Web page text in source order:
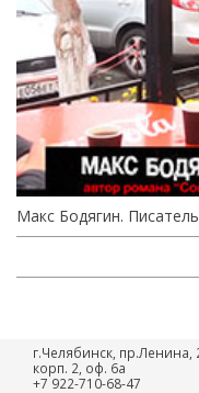
Макс Бодягин.
г.Челябинск, пр.Ленина,
корп. 2, оф. 6а
+7 922-710-68-47